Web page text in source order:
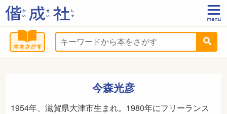
今森光彦
1954年、滋賀県大津市生まれ。1980年にフリーランス